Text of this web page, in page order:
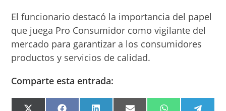
El funcionario destacó la importancia del papel
que juega Pro Consumidor como vigilante del
mercado para garantizar a los consumidores
productos y servicios de calidad.
Comparte esta entrada: